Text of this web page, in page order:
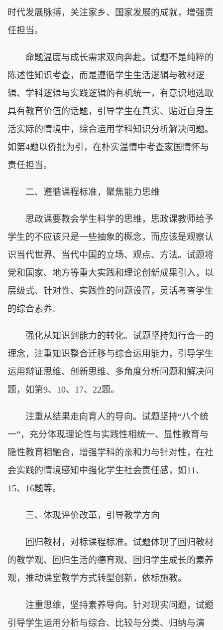
时代发展脉搏，关注家乡、国家发展的成就，增强责
任担当。
命题温度与成长需求双向奔赴。试题不是纯粹的
陈述性知识考查，而是遵循学生生活逻辑与教材逻
辑、学科逻辑与实践逻辑的有机统一，有意识地选取
具有教育价值的话题，引导学生在真实、贴近自身生
活实际的情境中，综合运用学科知识分析解决问题。
如第4题以侨批为引，在朴实温情中考查家国情怀与
责任担当。
二、遵循课程标准，聚焦能力思维
思政课要教会学生科学的思维，思政课教师给予
学生的不应该只是一些抽象的概念，而应该是观察认
识当代世界、当代中国的立场、观点、方法。试题将
党和国家、地方等重大实践和理论创新成果引入，以
层级式、针对性、实践性的问题设置，灵活考查学生
的综合素养。
强化从知识到能力的转化。试题坚持知行合一的
理念，注重知识整合迁移与综合运用能力，引导学生
运用辩证思维、创新思维、多角度分析问题和解决问
题，如第9、10、17、22题。
注重从结果走向育人的导向。试题坚持“八个统
一”，充分体现理论性与实践性相统一、显性教育与
隐性教育相融合，增强学科的亲和力与针对性，在社
会实践的情境感知中强化学生社会责任感，如11、
15、16题等。
三、体现评价改革，引导教学方向
回归教材，对标课程标准。试题体现了回归教材
的教学观、回归生活的德育观、回归学生成长的素养
观，推动课堂教学方式转型创新，依标施教。
注重思维，坚持素养导向。针对现实问题，试题
引导学生运用分析与综合、比较与分类、归纳与演